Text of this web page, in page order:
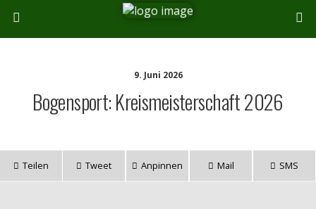
9. Juni 2026
Bogensport: Kreismeisterschaft 2026
Teilen Tweet Anpinnen Mail SMS